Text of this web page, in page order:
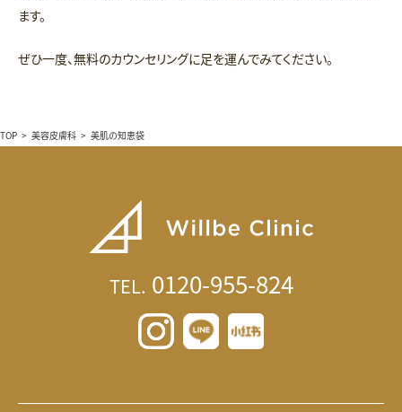
ます。
ぜひ一度、無料のカウンセリングに足を運んでみてください。
TOP > 美容皮膚科 > 美肌の知恵袋
TEL. 0120-955-824